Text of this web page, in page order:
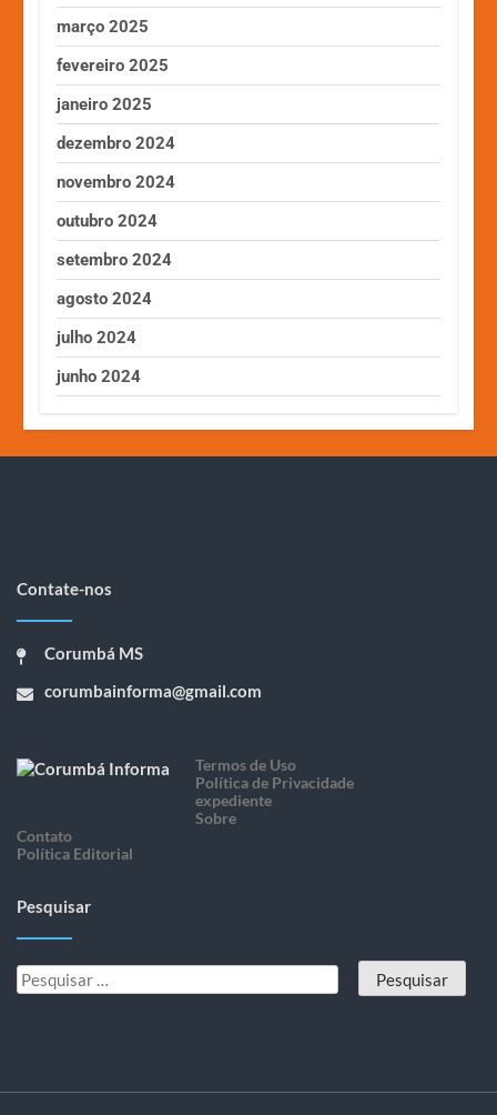
março 2025
fevereiro 2025
janeiro 2025
dezembro 2024
novembro 2024
outubro 2024
setembro 2024
agosto 2024
julho 2024
junho 2024
Contate-nos
Corumbá MS
corumbainforma@gmail.com
Termos de Uso
Política de Privacidade
expediente
Sobre
Contato
Política Editorial
Pesquisar